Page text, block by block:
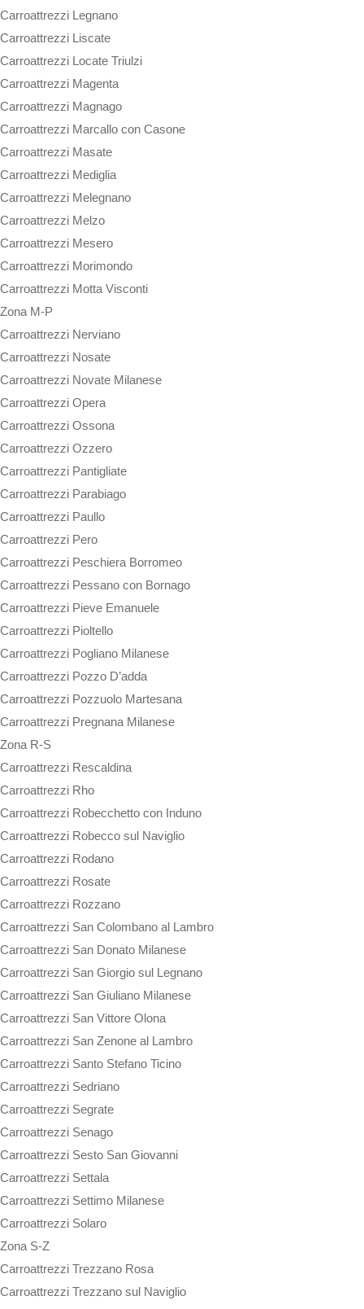
Carroattrezzi Legnano
Carroattrezzi Liscate
Carroattrezzi Locate Triulzi
Carroattrezzi Magenta
Carroattrezzi Magnago
Carroattrezzi Marcallo con Casone
Carroattrezzi Masate
Carroattrezzi Mediglia
Carroattrezzi Melegnano
Carroattrezzi Melzo
Carroattrezzi Mesero
Carroattrezzi Morimondo
Carroattrezzi Motta Visconti
Zona M-P
Carroattrezzi Nerviano
Carroattrezzi Nosate
Carroattrezzi Novate Milanese
Carroattrezzi Opera
Carroattrezzi Ossona
Carroattrezzi Ozzero
Carroattrezzi Pantigliate
Carroattrezzi Parabiago
Carroattrezzi Paullo
Carroattrezzi Pero
Carroattrezzi Peschiera Borromeo
Carroattrezzi Pessano con Bornago
Carroattrezzi Pieve Emanuele
Carroattrezzi Pioltello
Carroattrezzi Pogliano Milanese
Carroattrezzi Pozzo D’adda
Carroattrezzi Pozzuolo Martesana
Carroattrezzi Pregnana Milanese
Zona R-S
Carroattrezzi Rescaldina
Carroattrezzi Rho
Carroattrezzi Robecchetto con Induno
Carroattrezzi Robecco sul Naviglio
Carroattrezzi Rodano
Carroattrezzi Rosate
Carroattrezzi Rozzano
Carroattrezzi San Colombano al Lambro
Carroattrezzi San Donato Milanese
Carroattrezzi San Giorgio sul Legnano
Carroattrezzi San Giuliano Milanese
Carroattrezzi San Vittore Olona
Carroattrezzi San Zenone al Lambro
Carroattrezzi Santo Stefano Ticino
Carroattrezzi Sedriano
Carroattrezzi Segrate
Carroattrezzi Senago
Carroattrezzi Sesto San Giovanni
Carroattrezzi Settala
Carroattrezzi Settimo Milanese
Carroattrezzi Solaro
Zona S-Z
Carroattrezzi Trezzano Rosa
Carroattrezzi Trezzano sul Naviglio